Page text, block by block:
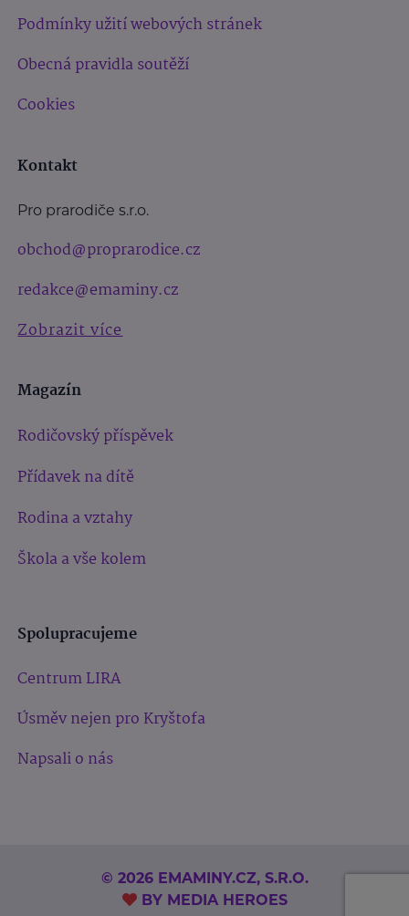
Podmínky užití webových stránek
Obecná pravidla soutěží
Cookies
Kontakt
Pro prarodiče s.r.o.
obchod@proprarodice.cz
redakce@emaminy.cz
Zobrazit více
Magazín
Rodičovský příspěvek
Přídavek na dítě
Rodina a vztahy
Škola a vše kolem
Spolupracujeme
Centrum LIRA
Úsměv nejen pro Kryštofa
Napsali o nás
© 2026 EMAMINY.CZ, S.R.O.
BY MEDIA HEROES